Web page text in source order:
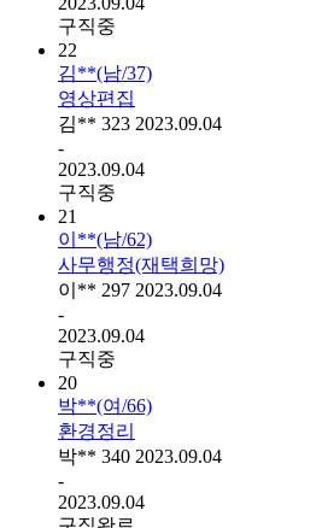
구직중
22
김**(남/37)
영상편집
김** 323 2023.09.04
-
2023.09.04
구직중
21
이**(남/62)
사무행정(재택희망)
이** 297 2023.09.04
-
2023.09.04
구직중
20
박**(여/66)
환경정리
박** 340 2023.09.04
-
2023.09.04